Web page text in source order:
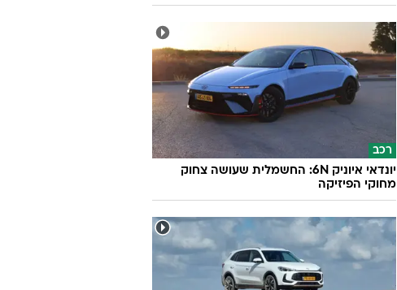
רכב
יונדאי איוניק 6N: החשמלית שעושה צחוק
מחוקי הפיזיקה